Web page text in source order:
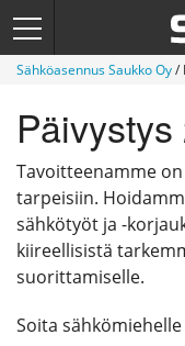
Sähköasennus Saukko Oy/
Päivystys
Tavoitteenamme
tarpeisiin.
sähkötyöt ja -
kiireellisistä
suorittamiselle.
Soita